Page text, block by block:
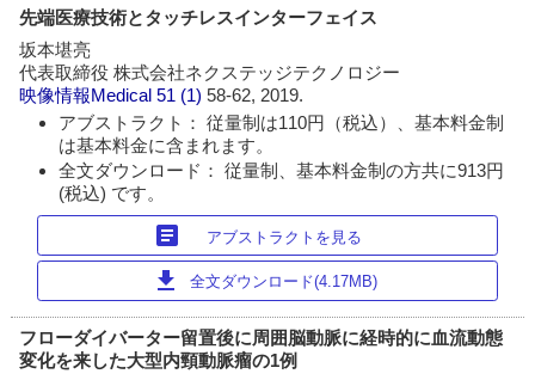
先端医療技術とタッチレスインターフェイス
坂本堪亮
代表取締役 株式会社ネクステッジテクノロジー
映像情報Medical 51 (1)58-62, 2019.
アブストラクト： 従量制は110円（税込）、基本料金制
は基本料金に含まれます。
全文ダウンロード： 従量制、基本料金制の方共に913円
(税込) です。
article アブストラクトを見る
download 全文ダウンロード(4.17MB)
フローダイバーター留置後に周囲脳動脈に経時的に血流動態
変化を来した大型内頸動脈瘤の1例